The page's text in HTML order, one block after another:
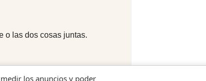
o las dos cosas juntas.
los anuncios y poder